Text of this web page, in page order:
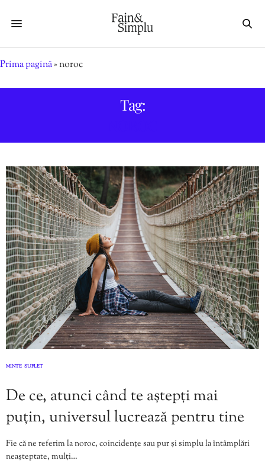
Prima pagină»noroc
Tag:
MINTE SUFLET
De ce, atunci când te aștepți mai
puțin, universul lucrează pentru tine
Fie că ne referim la noroc, coincidențe sau pur și simplu la întâmplări
neașteptate, mulți…